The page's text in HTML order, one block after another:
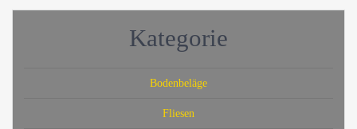
Kategorie
Bodenbeläge
Fliesen